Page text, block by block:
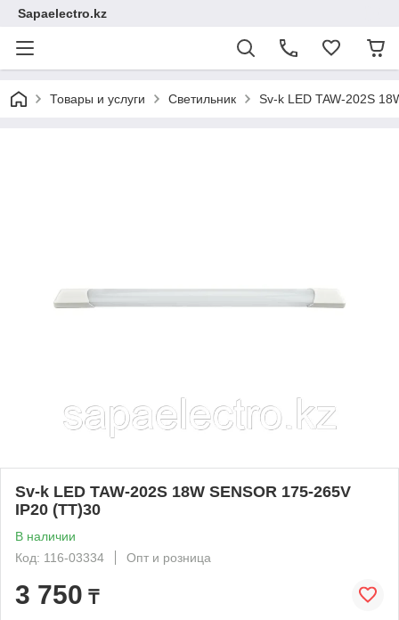
Sapaelectro.kz
Товары и услуги Светильник Sv-k LED TAW-202S
Sv-k LED TAW-202S 18W SENSOR 175-265V
IP20 (TT)30
В наличии
Код: 116-03334
Опт и розница
3 750 ₸